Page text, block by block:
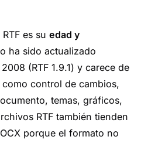
es su edad y
ha sido actualizado
(RTF 1.9.1) y carece de
control de cambios,
temas, gráficos,
RTF también tienden
porque el formato no